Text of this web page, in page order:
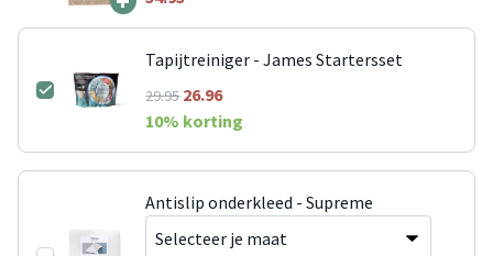
Tapijtreiniger - James Startersset
29.9526.96
10% korting
Antislip onderkleed - Supreme